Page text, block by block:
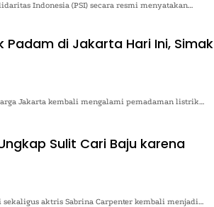
Indonesia (PSI) secara resmi menyatakan…
Padam di Jakarta Hari Ini, Simak
Jakarta kembali mengalami pemadaman listrik…
Sulit Cari Baju karena
aktris Sabrina Carpenter kembali menjadi…